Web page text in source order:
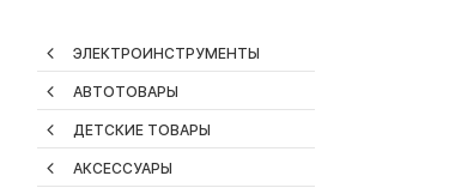
ЭЛЕКТРОИНСТРУМЕНТЫ
АВТОТОВАРЫ
ДЕТСКИЕ ТОВАРЫ
АКСЕССУАРЫ